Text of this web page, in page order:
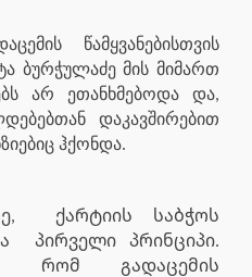
წამყვანებისთვის
ბურჭულაძე მის მიმართ
არ ეთანხმებოდა და,
დაკავშირებით
ჰქონდა.
ქარტიის საბჭოს
პირველი პრინციპი.
რომ გადაცემის